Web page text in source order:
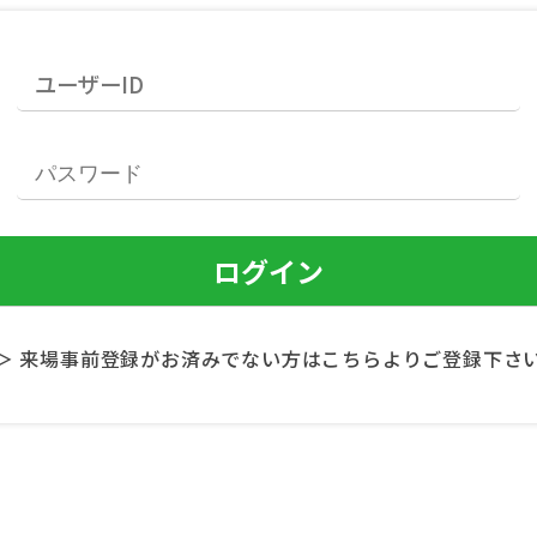
来場事前登録がお済みでない方はこちらよりご登録下さ